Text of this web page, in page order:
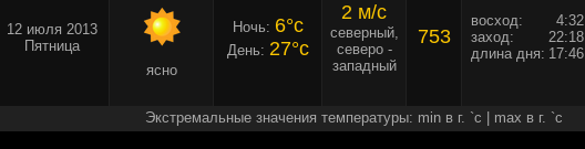
12 июля 2013
Пятница
ясно
Ночь: 6°c
День: 27°c
2 м/c
северный,
северо -
западный
753
восход:
4:32
заход:
22:18
длина дня: 17:46
Экстремальные значения температуры: min в г. `c | max в г. `c